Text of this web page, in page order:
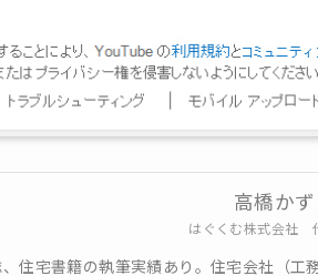
高橋か
はぐくむ株式会社
住宅書籍の執筆実績あり。住宅会社（工